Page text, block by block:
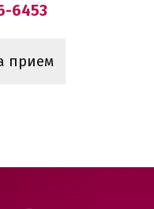
6453
прием